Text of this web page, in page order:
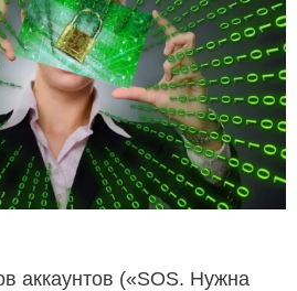
аккаунтов («SOS. Нужна